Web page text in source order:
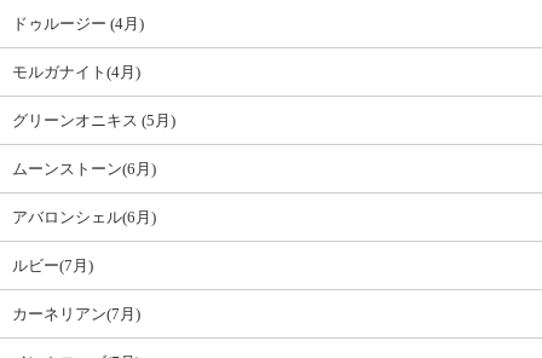
ドゥルージー (4月)
モルガナイト(4月)
グリーンオニキス (5月)
ムーンストーン(6月)
アバロンシェル(6月)
ルビー(7月)
カーネリアン(7月)